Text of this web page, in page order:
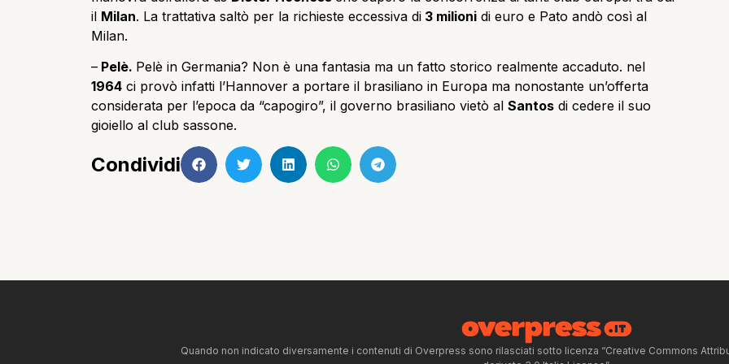
il Milan. La trattativa saltò per la richieste eccessiva di 3 milioni di euro e Pato andò così al
Milan.
– Pelè. Pelè in Germania? Non è una fantasia ma un fatto storico realmente accaduto. nel
1964 ci provò infatti l’Hannover a portare il brasiliano in Europa ma nonostante un’offerta
considerata per l’epoca da “capogiro”, il governo brasiliano vietò al Santos di cedere il suo
gioiello al club sassone.
Condividi
Quando non indicato diversamente i contenuti di Overpress sono rilasciati sotto licenza “Creative Commons